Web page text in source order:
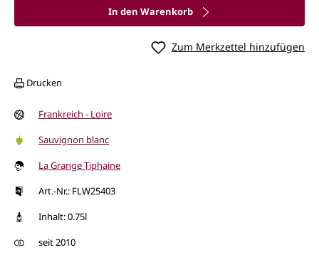
In den Warenkorb
Zum Merkzettel hinzufügen
Drucken
Frankreich - Loire
Sauvignon blanc
La Grange Tiphaine
Art.-Nr.: FLW25403
Inhalt: 0.75l
seit 2010